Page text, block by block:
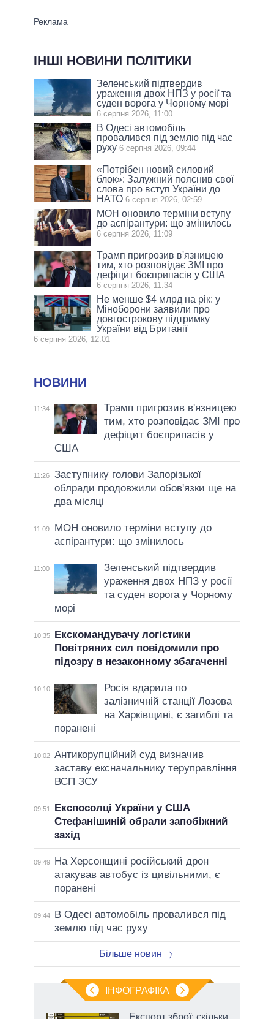
ІНШІ НОВИНИ ПОЛІТИКИ
Зеленський підтвердив
ураження двох НПЗ у росії та
суден ворога у Чорному морі
6 серпня 2026, 11:00
В Одесі автомобіль
провалився під землю під час
руху 6 серпня 2026, 09:44
«Потрібен новий силовий
блок»: Залужний пояснив свої
слова про вступ України до
НАТО 6 серпня 2026, 02:59
МОН оновило терміни вступу
до аспірантури: що змінилось
6 серпня 2026, 11:09
Трамп пригрозив в'язницею
тим, хто розповідає ЗМІ про
дефіцит боєприпасів у США
6 серпня 2026, 11:34
Не менше $4 млрд на рік: у
Міноборони заявили про
довгострокову підтримку
України від Британії
6 серпня 2026, 12:01
НОВИНИ
11:34
Трамп пригрозив в'язницею
тим, хто розповідає ЗМІ про
дефіцит боєприпасів у
США
11:26
Заступнику голови Запорізької
облради продовжили обов'язки ще на
два місяці
11:09
МОН оновило терміни вступу до
аспірантури: що змінилось
11:00
Зеленський підтвердив
ураження двох НПЗ у росії
та суден ворога у Чорному
морі
10:35
Екскомандувачу логістики
Повітряних сил повідомили про
підозру в незаконному збагаченні
10:10
Росія вдарила по
залізничній станції Лозова
на Харківщині, є загиблі та
поранені
10:02 Антикорупційний суд визначив
заставу ексначальнику теруправління
ВСП ЗСУ
09:51
Експосолці України у США
Стефанішиній обрали запобіжний
захід
09:49
На Херсонщині російський дрон
атакував автобус із цивільними, є
поранені
09:44
В Одесі автомобіль провалився під
землю під час руху
Більше новин
ІНФОГРАФІКА
Експорт зброї: скільки